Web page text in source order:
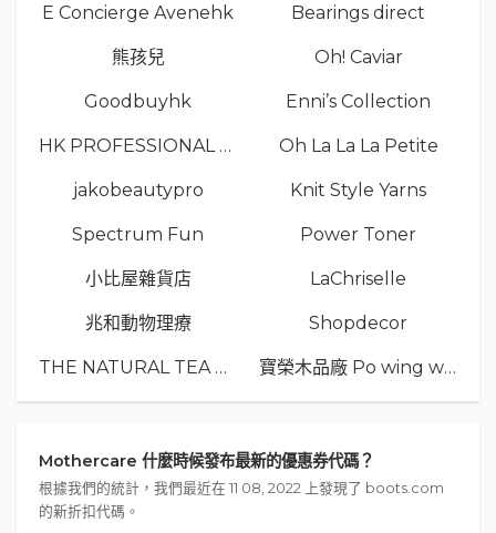
E Concierge Avenehk Bearings direct
熊孩兒 Oh! Caviar
Goodbuyhk Enni’s Collection
HK PROFESSIONAL TV LIMITED Oh La La La Petite
jakobeautypro Knit Style Yarns
Spectrum Fun Power Toner
小比屋雜貨店 LaChriselle
兆和動物理療 Shopdecor
THE NATURAL TEA Co. 寶榮木品廠 Po wing wood
Mothercare 什麼時候發布最新的優惠券代碼？
根據我們的統計，我們最近在 11 08, 2022 上發現了 boots.com
的新折扣代碼。